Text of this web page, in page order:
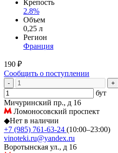
Крепость
2.8%
Объем
0,25 л
Регион
Франция
190 ₽
Сообщить о поступлении
- +
бут
Мичуринский пр., д 16
Ломоносовский проспект
◆Нет в наличии
+7 (985) 761-63-24 (10:00–23:00)
vinoteki.ru@yandex.ru
Воротынская ул., д 16